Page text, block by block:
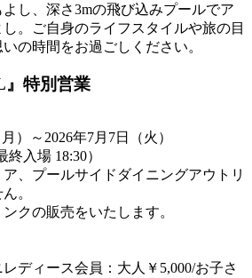
し、深さ3mの飛び込みプールでア
。ご自身のライフスタイルや旅の目
の時間をお過ごしください。
』特別営業
）～2026年7月7日（火）
終入場 18:30）
、プールサイドダイニングアウトリ
。
クの販売をいたします。
ディース会員：大人￥5,000/お子さ